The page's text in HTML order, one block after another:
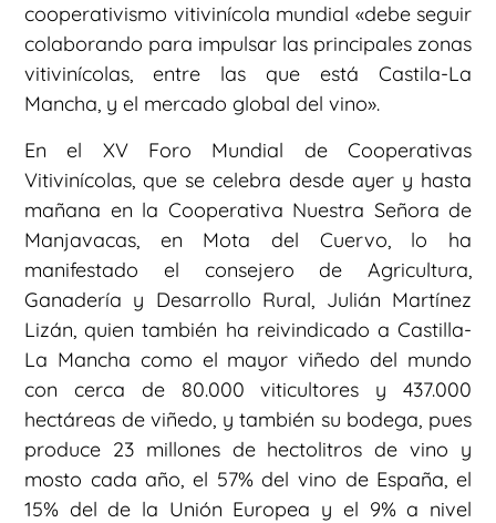
cooperativismo vitivinícola mundial «debe seguir
colaborando para impulsar las principales zonas
vitivinícolas, entre las que está Castila-La
Mancha, y el mercado global del vino».
En el XV Foro Mundial de Cooperativas
Vitivinícolas, que se celebra desde ayer y hasta
mañana en la Cooperativa Nuestra Señora de
Manjavacas, en Mota del Cuervo, lo ha
manifestado el consejero de Agricultura,
Ganadería y Desarrollo Rural, Julián Martínez
Lizán, quien también ha reivindicado a Castilla-
La Mancha como el mayor viñedo del mundo
con cerca de 80.000 viticultores y 437.000
hectáreas de viñedo, y también su bodega, pues
produce 23 millones de hectolitros de vino y
mosto cada año, el 57% del vino de España, el
15% del de la Unión Europea y el 9% a nivel